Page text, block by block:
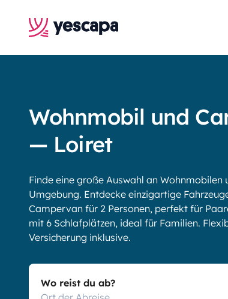
Wohnmobil und
— Loiret
Finde eine große Auswahl an
Umgebung. Entdecke einzigartige
Campervan für 2 Personen, perfekt für
mit 6 Schlafplätzen, ideal für Familien.
Versicherung inklusive.
Wo reist du ab?